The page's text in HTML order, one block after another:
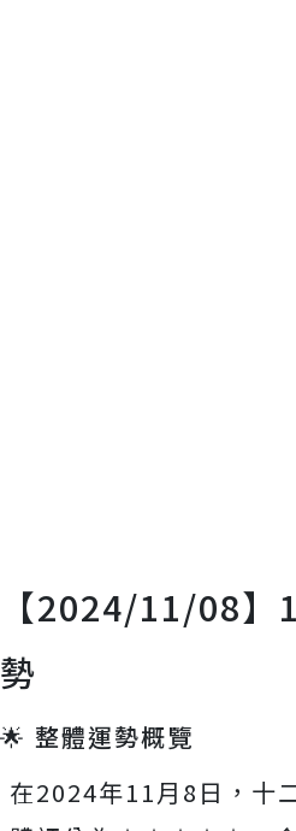
【2024/11/08】
勢
🌟 整體運勢概覽
在2024年11月8日，十